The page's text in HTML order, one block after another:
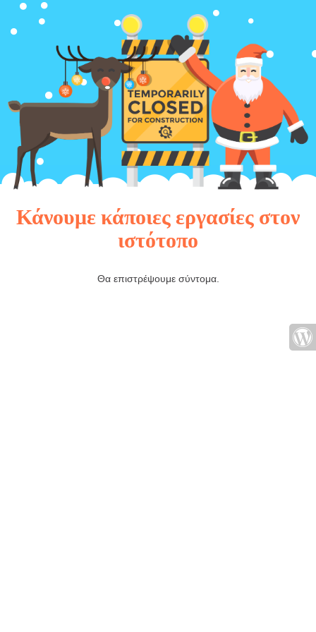
Κάνουμε κάποιες εργασίες στον
ιστότοπο
Θα επιστρέψουμε σύντομα.